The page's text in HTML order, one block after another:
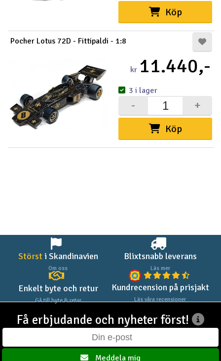
Smarthem, lek och hobby
Verktyg, utrustning och tillbehör
Presentkort
Köp
Pocher Lotus 72D - Fittipaldi - 1:8
kr 11.440,-
Köp
+
-
3 i lager
Störsti Skandinavien
Om oss
Blixtsnabb leverans
Läs mer
Enkelt byte och retur
Gå till byte & retur
Kundrecension på prisjakt
Läs våra recensioner
Få erbjudande och nyheter först!
Meddela mig